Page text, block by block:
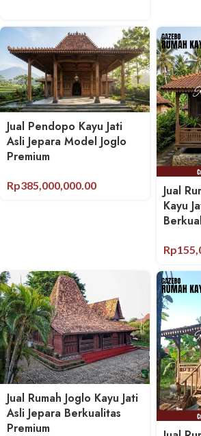
Jual Pendopo Kayu Jati
Asli Jepara Model Joglo
Premium
Rp385,000,000.00
Jual
Kayu
Rp
Jual Rumah Joglo Kayu Jati
Asli Jepara Berkualitas
Premium